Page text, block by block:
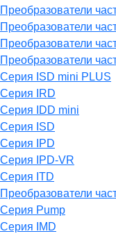
Преобразователи
Преобразователи
Преобразователи
Преобразователи
Серия ISD mini PLUS
Серия IRD
Серия IDD mini
Серия ISD
Серия IPD
Серия IPD-VR
Серия ITD
Преобразователи
Серия Pump
Серия IMD